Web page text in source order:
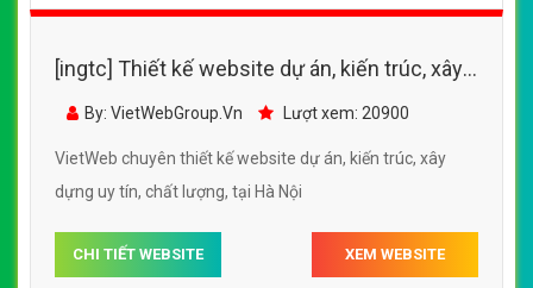
[ingtc] Thiết kế website dự án, kiến trúc, xây
dựng đẹp SEO tốt
By: VietWebGroup.Vn Lượt xem: 20900
VietWeb chuyên thiết kế website dự án, kiến trúc, xây
dựng uy tín, chất lượng, tại Hà Nội
CHI TIẾT WEBSITE XEM WEBSITE